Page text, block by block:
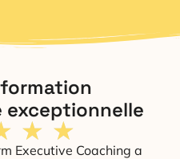
exceptionnelle
★ ★
Executive Coaching a